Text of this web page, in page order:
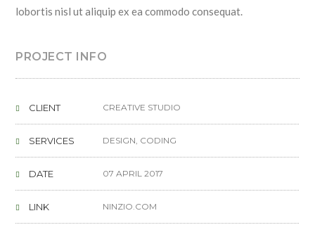
lobortis nisl ut aliquip ex ea commodo consequat.
PROJECT INFO
CLIENT CREATIVE STUDIO
SERVICES DESIGN, CODING
DATE 07 APRIL 2017
LINK NINZIO.COM